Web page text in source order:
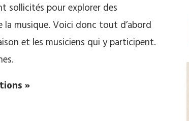
sollicités pour explorer des
musique. Voici donc tout d’abord
et les musiciens qui y participent.
»